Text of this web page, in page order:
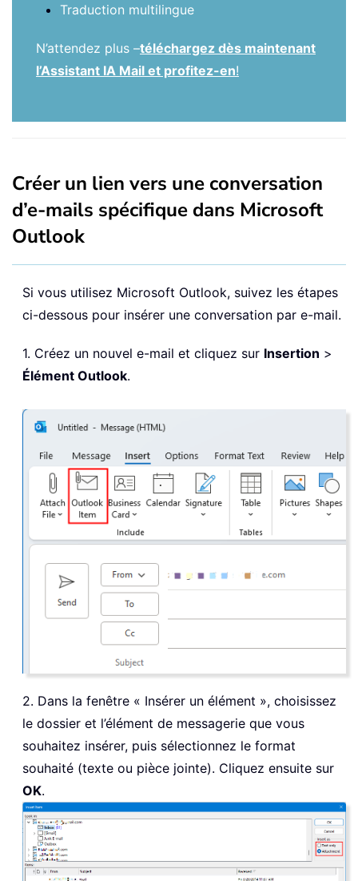
Traduction multilingue
N’attendez plus –téléchargez dès maintenant
l’Assistant IA Mail et profitez-en!
Créer un lien vers une conversation
d’e-mails spécifique dans Microsoft
Outlook
Si vous utilisez Microsoft Outlook, suivez les étapes
ci-dessous pour insérer une conversation par e-mail.
1. Créez un nouvel e-mail et cliquez sur Insertion >
Élément Outlook.
2. Dans la fenêtre « Insérer un élément », choisissez
le dossier et l’élément de messagerie que vous
souhaitez insérer, puis sélectionnez le format
souhaité (texte ou pièce jointe). Cliquez ensuite sur
OK.